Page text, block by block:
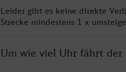
Leider gibt es keine direkte
Strecke mindestens 1 x
Um wie viel Uhr fährt der